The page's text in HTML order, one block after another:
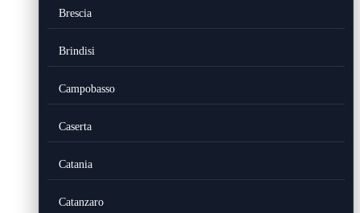
Brescia
Brindisi
Campobasso
Caserta
Catania
Catanzaro